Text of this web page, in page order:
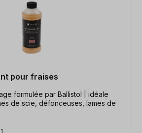
pour fraises
formulée par Ballistol | idéale
de scie, défonceuses, lames de